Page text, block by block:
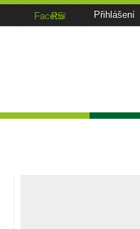
Přihlášení
Facebook
RSS